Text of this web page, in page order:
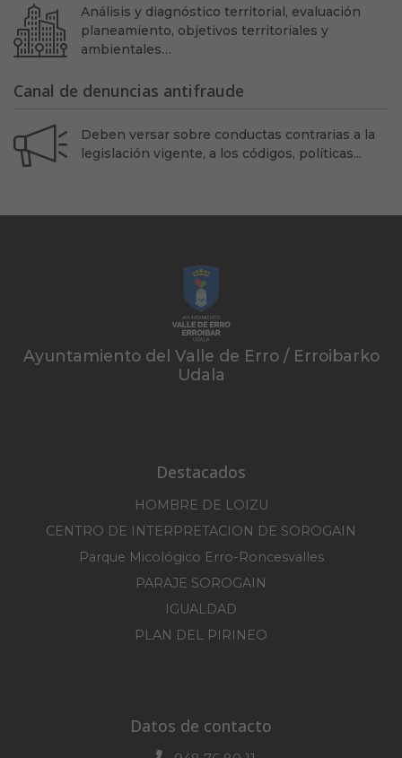
Análisis y diagnóstico territorial, evaluación
planeamiento, objetivos territoriales y
ambientales…
Canal de denuncias antifraude
Deben versar sobre conductas contrarias a la
legislación vigente, a los códigos, políticas...
Ayuntamiento del Valle de Erro / Erroibarko
Udala
Destacados
HOMBRE DE LOIZU
CENTRO DE INTERPRETACION DE SOROGAIN
Parque Micológico Erro-Roncesvalles
PARAJE SOROGAIN
IGUALDAD
PLAN DEL PIRINEO
Datos de contacto